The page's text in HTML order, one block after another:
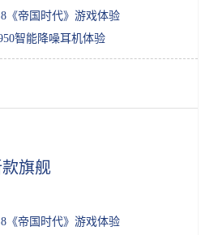
《帝国时代》游戏体验
智能降噪耳机体验
旗舰
《帝国时代》游戏体验